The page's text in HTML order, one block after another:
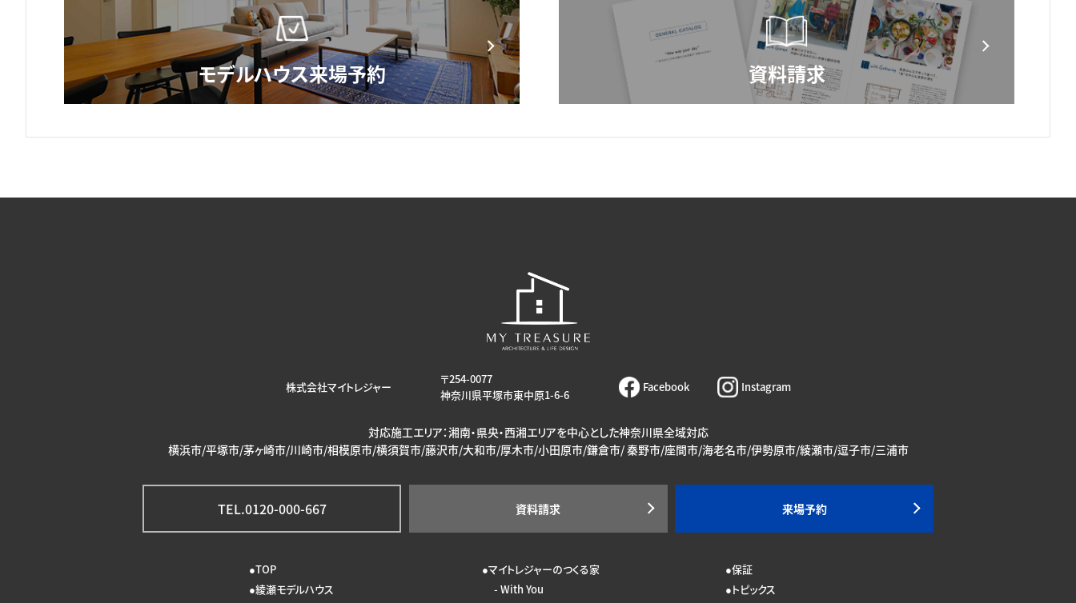
株式会社マイトレジャー
〒254-0077
神奈川県平塚市東中原1-6-6
Facebook Instagram
対応施工エリア：湘南・県央・西湘エリアを中心とした神奈川県全域対応
横浜市/平塚市/茅ヶ崎市/川崎市/相模原市/横須賀市/藤沢市/大和市/厚木市/小田原市/鎌倉市/ 秦野市/座間市/海老名市/伊勢原市/綾瀬市/逗子市/三浦市
TEL.0120-000-667 資料請求 来場予約
TOP
綾瀬モデルハウス
マイトレジャーのつくる家
With You
保証
トピックス